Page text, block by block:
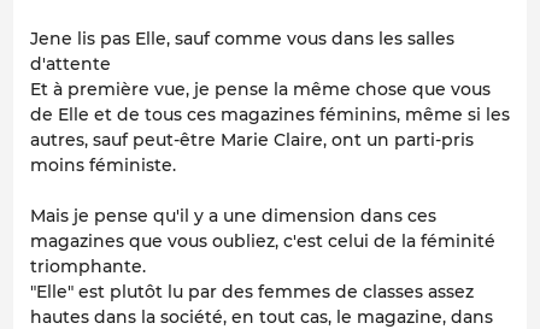
Jene lis pas Elle, sauf comme vous dans les salles
d'attente
Et à première vue, je pense la même chose que vous
de Elle et de tous ces magazines féminins, même si les
autres, sauf peut-être Marie Claire, ont un parti-pris
moins féministe.
Mais je pense qu'il y a une dimension dans ces
magazines que vous oubliez, c'est celui de la féminité
triomphante.
"Elle" est plutôt lu par des femmes de classes assez
hautes dans la société, en tout cas, le magazine, dans